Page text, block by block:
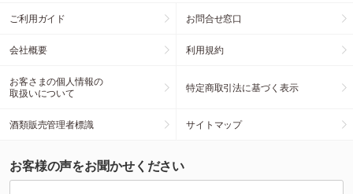
ご利用ガイド お問合せ窓口
会社概要 利用規約
お客さまの個人情報の
取扱いについて
特定商取引法に基づく表示
酒類販売管理者標識 サイトマップ
お客様の声をお聞かせください